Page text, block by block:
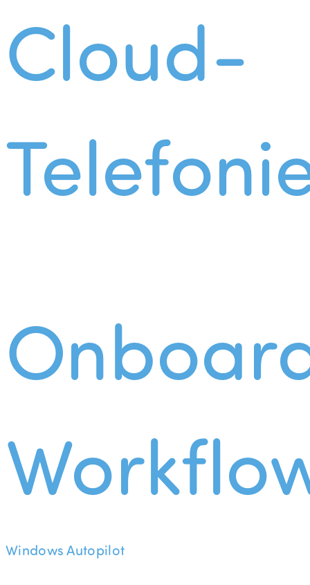
Cloud-
Windows Autopilot